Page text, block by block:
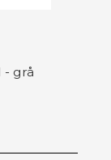
- grå